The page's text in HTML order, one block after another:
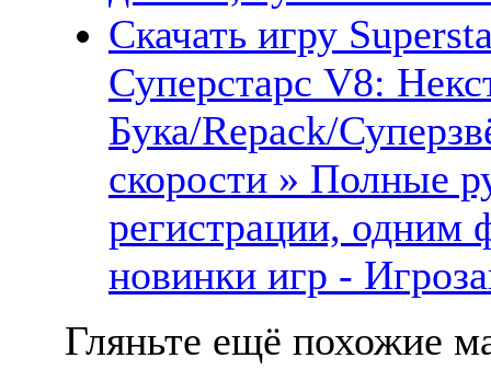
Скачать игру
Суперстарс V8:
Бука/Repack/
скорости » Полные
регистрации, одним
новинки игр -
Гляньте ещё похожие